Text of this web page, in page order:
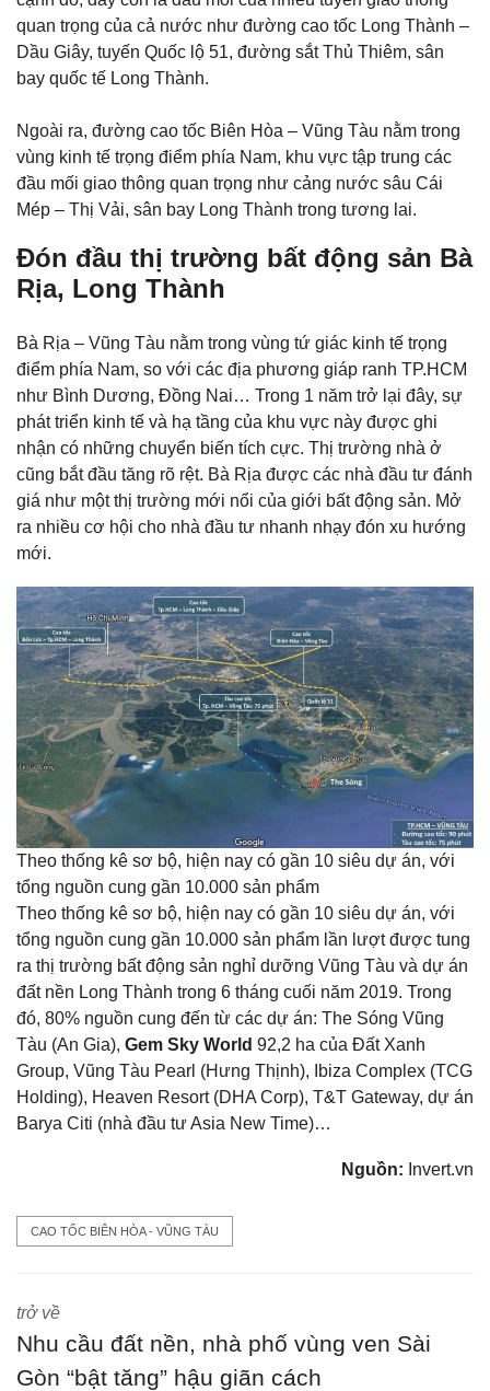
quan trọng của cả nước như đường cao tốc Long Thành –
Dầu Giây, tuyến Quốc lộ 51, đường sắt Thủ Thiêm, sân
bay quốc tế Long Thành.
Ngoài ra, đường cao tốc Biên Hòa – Vũng Tàu nằm trong
vùng kinh tế trọng điểm phía Nam, khu vực tập trung các
đầu mối giao thông quan trọng như cảng nước sâu Cái
Mép – Thị Vải, sân bay Long Thành trong tương lai.
Đón đầu thị trường bất động sản Bà
Rịa, Long Thành
Bà Rịa – Vũng Tàu nằm trong vùng tứ giác kinh tế trọng
điểm phía Nam, so với các địa phương giáp ranh TP.HCM
như Bình Dương, Đồng Nai… Trong 1 năm trở lại đây, sự
phát triển kinh tế và hạ tầng của khu vực này được ghi
nhận có những chuyển biến tích cực. Thị trường nhà ở
cũng bắt đầu tăng rõ rệt. Bà Rịa được các nhà đầu tư đánh
giá như một thị trường mới nổi của giới bất động sản. Mở
ra nhiều cơ hội cho nhà đầu tư nhanh nhạy đón xu hướng
mới.
Theo thống kê sơ bộ, hiện nay có gần 10 siêu dự án, với
tổng nguồn cung gần 10.000 sản phẩm
Theo thống kê sơ bộ, hiện nay có gần 10 siêu dự án, với
tổng nguồn cung gần 10.000 sản phẩm lần lượt được tung
ra thị trường bất động sản nghỉ dưỡng Vũng Tàu và dự án
đất nền Long Thành trong 6 tháng cuối năm 2019. Trong
đó, 80% nguồn cung đến từ các dự án: The Sóng Vũng
Tàu (An Gia), Gem Sky World 92,2 ha của Đất Xanh
Group, Vũng Tàu Pearl (Hưng Thịnh), Ibiza Complex (TCG
Holding), Heaven Resort (DHA Corp), T&T Gateway, dự án
Barya Citi (nhà đầu tư Asia New Time)…
Nguồn: Invert.vn
CAO TỐC BIÊN HÒA - VŨNG TÀU
trở về
Nhu cầu đất nền, nhà phố vùng ven Sài
Gòn “bật tăng” hậu giãn cách